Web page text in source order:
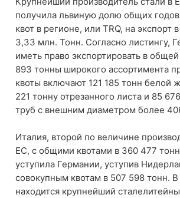
получила львиную долю общих
квот в регионе, или TRQ, на экспорт
3,33 млн. Тонн. Согласно листингу,
иметь право экспортировать в
893 тонны широкого ассортимента
квоты включают 121 185 тонн белой
221 тонну отрезанного листа и 85
труб с внешним диаметром более
Италия, второй по величине
ЕС, с общими квотами в 360 477
уступила Германии, уступив
совокупным квотам в 507 598 тонн.
находится крупнейший